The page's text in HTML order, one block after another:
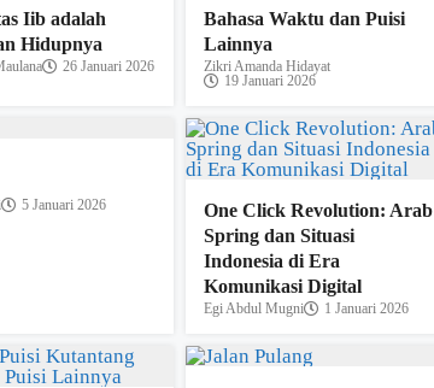
Iib adalah
Hidupnya
26 Januari 2026
Bahasa Waktu dan Puisi
Lainnya
Zikri Amanda Hidayat
19 Januari 2026
5 Januari 2026
One Click Revolution: Arab
Spring dan Situasi
Indonesia di Era
Komunikasi Digital
Egi Abdul Mugni 1 Januari 2026